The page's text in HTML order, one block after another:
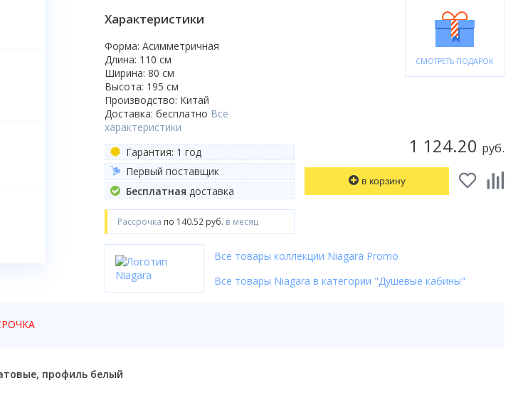
1 124.20 руб.
в корзину
СМОТРЕТЬ ПОДАРОК
Характеристики
Форма: Асимметричная
Длина: 110 см
Ширина: 80 см
Высота: 195 см
Производство: Китай
Доставка: бесплатно Все
характеристики
Гарантия: 1 год
Первый поставщик
Бесплатная доставка
Рассрочка по 140.52 руб. в месяц
Все товары коллекции Niagara Promo
Все товары Niagara в категории "Душевые кабины"
профиль белый